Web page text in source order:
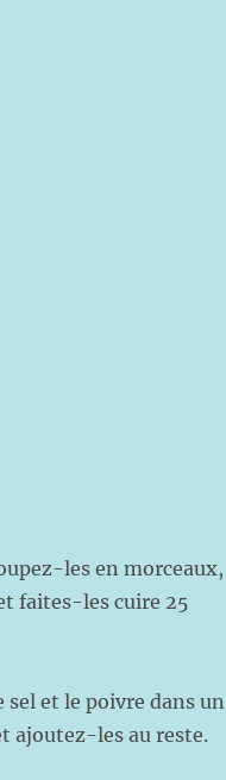
les en morceaux,
faites-les cuire 25
et le poivre dans un
ajoutez-les au reste.